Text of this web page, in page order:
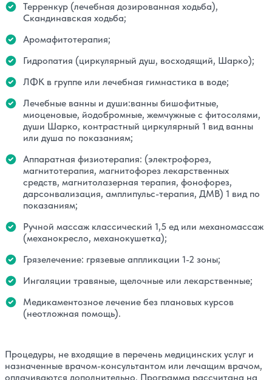
Терренкур (лечебная дозированная ходьба),
Скандинавская ходьба;
Аромафитотерапия;
Гидропатия (циркулярный душ, восходящий, Шарко);
ЛФК в группе или лечебная гимнастика в воде;
Лечебные ванны и души:ванны бишофитные,
миоценовые, йодобромные, жемчужные с фитосолями,
души Шарко, контрастный циркулярный 1 вид ванны
или душа по показаниям;
Аппаратная физиотерапия: (электрофорез,
магнитотерапия, магнитофорез лекарственных
средств, магнитолазерная терапия, фонофорез,
дарсонвализация, амплипульс-терапия, ДМВ) 1 вид по
показаниям;
Ручной массаж классический 1,5 ед или механомассаж
(механокресло, механокушетка);
Грязелечение: грязевые аппликации 1-2 зоны;
Ингаляции травяные, щелочные или лекарственные;
Медикаментозное лечение без плановых курсов
(неотложная помощь).
Процедуры, не входящие в перечень медицинских услуг и
назначенные врачом-консультантом или лечащим врачом,
оплачиваются дополнительно. Программа рассчитана на